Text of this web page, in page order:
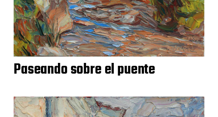
Paseando sobre el puente